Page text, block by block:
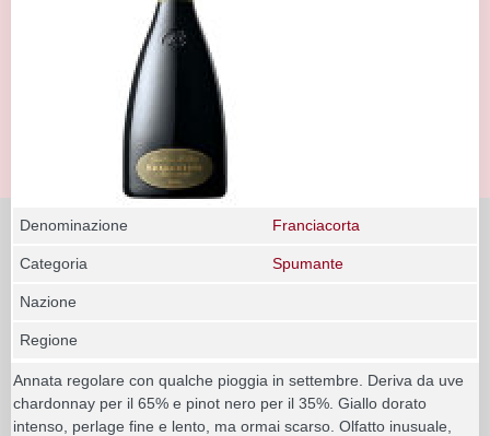
Denominazione Franciacorta
Categoria Spumante
Nazione
Regione
Annata regolare con qualche pioggia in settembre. Deriva da uve
chardonnay per il 65% e pinot nero per il 35%. Giallo dorato
intenso, perlage fine e lento, ma ormai scarso. Olfatto inusuale,